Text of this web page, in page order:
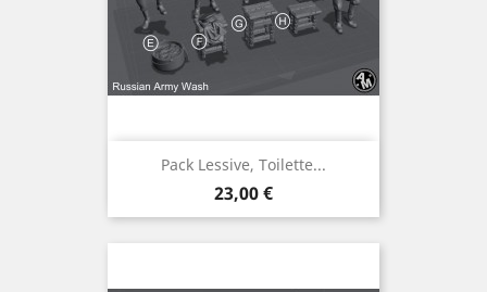
Pack Lessive, Toilette...
Prix
23,00 €